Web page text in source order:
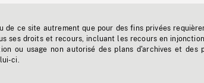
de ce site autrement que pour des fins privées
ses droits et recours, incluant les recours en
ou usage non autorisé des plans d'archives et des
ci.